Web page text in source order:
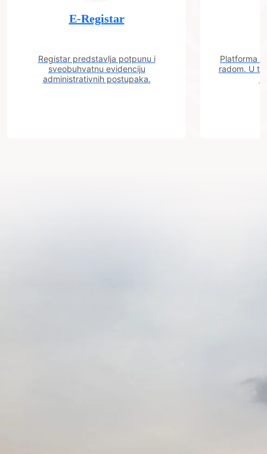
E-Registar
Registar predstavlja potpunu i
sveobuhvatnu evidenciju
administrativnih postupaka.
Platforma
radom. U